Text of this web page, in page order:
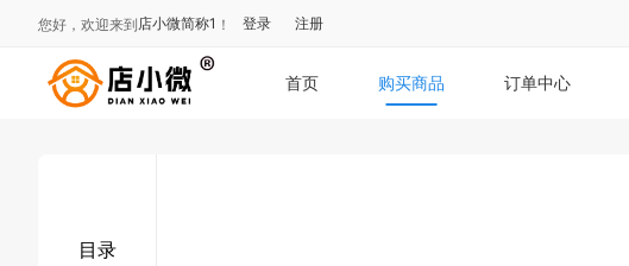
您好，欢迎来到店小微简称1 ！ 登录 注册
首页 购买商品 订单中心
目录